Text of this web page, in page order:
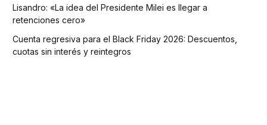
Lisandro: «La idea del Presidente Milei es llegar a
retenciones cero»
Cuenta regresiva para el Black Friday 2026: Descuentos,
cuotas sin interés y reintegros